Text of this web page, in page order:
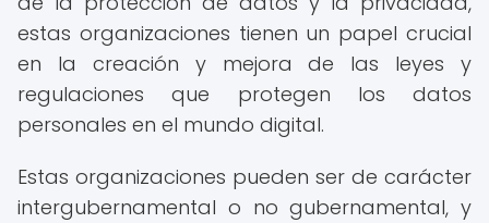
estas organizaciones tienen un papel crucial
en la creación y mejora de las leyes y
regulaciones que protegen los datos
personales en el mundo digital.
Estas organizaciones pueden ser de carácter
intergubernamental o no gubernamental, y